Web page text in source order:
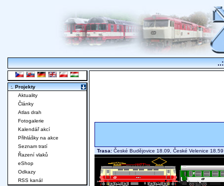
Trasa: České Budějovice 18.09, České Velenice
:. Projekty
Aktuality
Články
Atlas drah
Fotogalerie
Kalendář akcí
Přihlášky na akce
Seznam tratí
Řazení vlaků
eShop
Odkazy
RSS kanál